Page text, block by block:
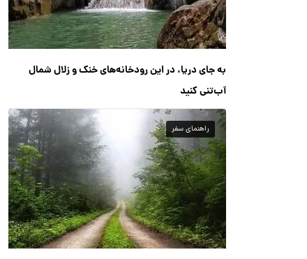
به جای دریا، در این رودخانه‌های خنک و زلال شمال
آب‌تنی کنید
راهنمای سفر